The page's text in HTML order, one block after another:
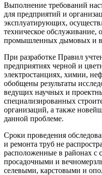
Выполнение требований
для предприятий и
эксплуатирующих,
техническое обслуживание,
промышленных дымовых и
При разработке Правил
предприятиях черной и
электростанциях, химии,
обобщены результаты
ведущих научных и
специализированных
организаций, а также
данной проблеме.
Сроки проведения
и ремонта труб не
расположенные в районах с
просадочными и
селевыми, карстовыми и